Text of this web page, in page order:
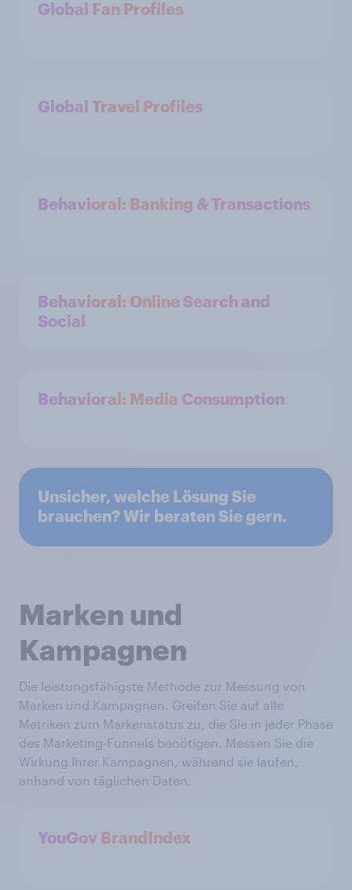
Global Fan Profiles
Global Travel Profiles
Behavioral: Banking & Transactions
Behavioral: Online Search and
Social
Behavioral: Media Consumption
Unsicher, welche Lösung Sie
brauchen? Wir beraten Sie gern.
Marken und
Kampagnen
Die leistungsfähigste Methode zur Messung von
Marken und Kampagnen. Greifen Sie auf alle
Metriken zum Markenstatus zu, die Sie in jeder Phase
des Marketing-Funnels benötigen. Messen Sie die
Wirkung Ihrer Kampagnen, während sie laufen,
anhand von täglichen Daten.
YouGov BrandIndex